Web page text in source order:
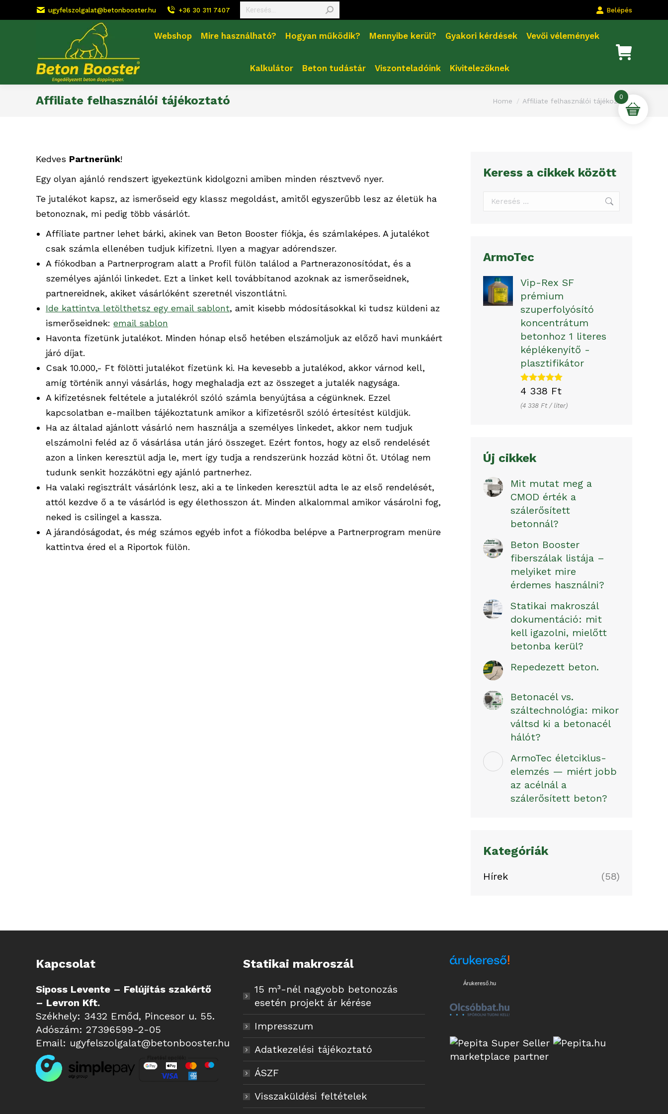
ugyfelszolgalat@betonbooster.hu +36 30 311 7407
Search:
Belépés
Webshop Mire használható? Hogyan működik? Mennyibe kerül? Gyakori kérdések Vevői vélemények
Kalkulátor Beton tudástár Viszonteladóink Kivitelezőknek
Affiliate felhasználói tájékoztató You are here:
Home Affiliate felhasználói tájékoztató
Kedves Partnerünk!
Egy olyan ajánló rendszert igyekeztünk kidolgozni amiben minden résztvevő nyer.
Te jutalékot kapsz, az ismerőseid egy klassz megoldást, amitől egyszerűbb lesz az életük ha
betonoznak, mi pedig több vásárlót.
Affiliate partner lehet bárki, akinek van Beton Booster fiókja, és számlaképes. A jutalékot
csak számla ellenében tudjuk kifizetni. Ilyen a magyar adórendszer.
A fiókodban a Partnerprogram alatt a Profil fülön találod a Partnerazonosítódat, és a
személyes ajánlói linkedet. Ezt a linket kell továbbítanod azoknak az ismerőseidnek,
partnereidnek, akiket vásárlóként szeretnél viszontlátni.
Ide kattintva letölthetsz egy email sablont, amit kisebb módosításokkal ki tudsz küldeni az
ismerőseidnek: email sablon
Havonta fizetünk jutalékot. Minden hónap első hetében elszámoljuk az előző havi munkáért
járó díjat.
Csak 10.000,- Ft fölötti jutalékot fizetünk ki. Ha kevesebb a jutalékod, akkor várnod kell,
amíg történik annyi vásárlás, hogy meghaladja ezt az összeget a jutalék nagysága.
A kifizetésnek feltétele a jutalékról szóló számla benyújtása a cégünknek. Ezzel
kapcsolatban e-mailben tájékoztatunk amikor a kifizetésről szóló értesítést küldjük.
Ha az általad ajánlott vásárló nem használja a személyes linkedet, akkor nem tudjuk
elszámolni feléd az ő vásárlása után járó összeget. Ezért fontos, hogy az első rendelését
azon a linken keresztül adja le, mert így tudja a rendszerünk hozzád kötni őt. Utólag nem
tudunk senkit hozzákötni egy ajánló partnerhez.
Ha valaki regisztrált vásárlónk lesz, aki a te linkeden keresztül adta le az első rendelését,
attól kezdve ő a te vásárlód is egy élethosszon át. Minden alkalommal amikor vásárolni fog,
neked is csilingel a kassza.
A járandóságodat, és még számos egyéb infot a fiókodba belépve a Partnerprogram menüre
kattintva éred el a Riportok fülön.
Keress a cikkek között
Search:
ArmoTec
Vip-Rex SF
prémium
szuperfolyósító
koncentrátum
betonhoz 1 literes
képlékenyítő -
plasztifikátor
Értékelés:
4 338 Ft
4 338 Ft / liter
Új cikkek
Mit mutat meg a
CMOD érték a
szálerősített
betonnál?
Beton Booster
fiberszálak listája –
melyiket mire
érdemes használni?
Statikai makroszál
dokumentáció: mit
kell igazolni, mielőtt
betonba kerül?
Repedezett beton.
Betonacél vs.
száltechnológia: mikor
váltsd ki a betonacél
hálót?
ArmoTec életciklus-
elemzés — miért jobb
az acélnál a
szálerősített beton?
Kategóriák
Hírek (58)
Kapcsolat
Siposs Levente – Felújítás szakértő
– Levron Kft.
Székhely: 3432 Emőd, Pincesor u. 55.
Adószám: 27396599-2-05
Email: ugyfelszolgalat@betonbooster.hu
Statikai makroszál
15 m³-nél nagyobb betonozás
esetén projekt ár kérése
Impresszum
Adatkezelési tájékoztató
ÁSZF
Visszaküldési feltételek
Árukereső.hu
marketplace partner
0